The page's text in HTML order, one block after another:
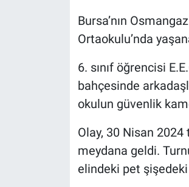
Bursa’nın
Ortaokulu’nda
6. sınıf öğrencisi
bahçesinde
okulun güvenlik
Olay, 30 Nisan
meydana geldi.
elindeki pet şişedeki
Nöbetçi Eczaneler